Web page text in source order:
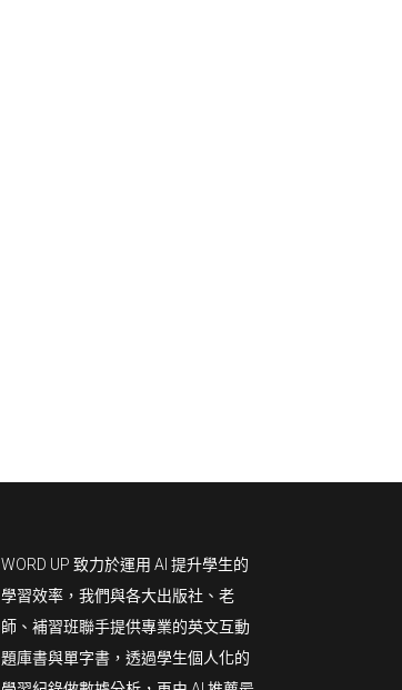
WORD UP 致力於運用 AI 提升學生的
學習效率，我們與各大出版社、老
師、補習班聯手提供專業的英文互動
題庫書與單字書，透過學生個人化的